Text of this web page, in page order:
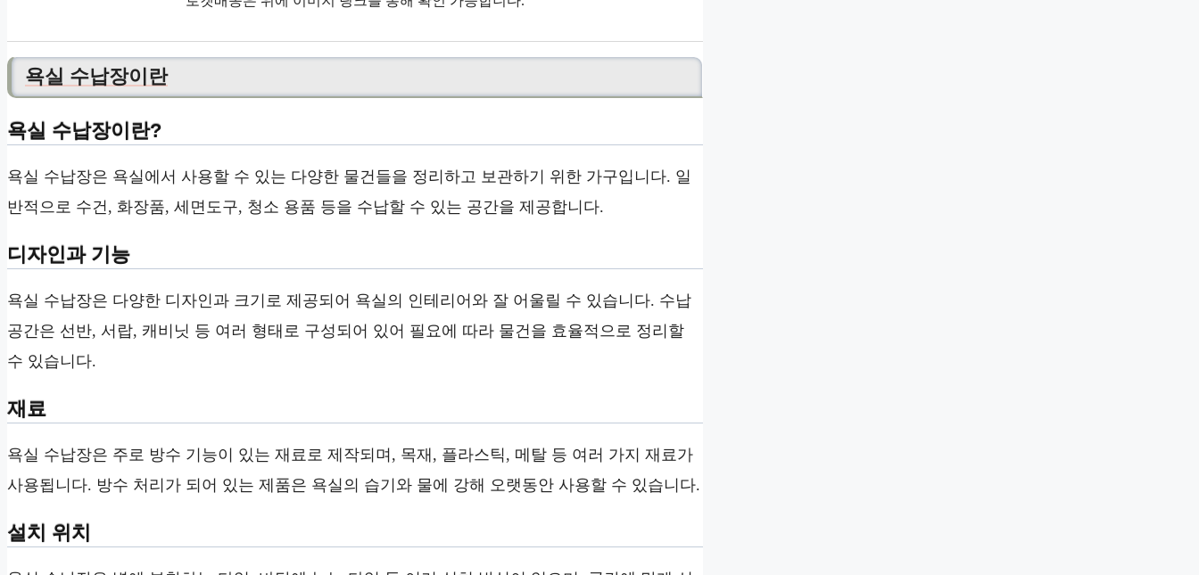
욕실 수납장이란
욕실 수납장이란?
욕실 수납장은 욕실에서 사용할 수 있는 다양한 물건들을 정리하고 보관하기 위한 가구입니다. 일
반적으로 수건, 화장품, 세면도구, 청소 용품 등을 수납할 수 있는 공간을 제공합니다.
디자인과 기능
욕실 수납장은 다양한 디자인과 크기로 제공되어 욕실의 인테리어와 잘 어울릴 수 있습니다. 수납
공간은 선반, 서랍, 캐비닛 등 여러 형태로 구성되어 있어 필요에 따라 물건을 효율적으로 정리할
수 있습니다.
재료
욕실 수납장은 주로 방수 기능이 있는 재료로 제작되며, 목재, 플라스틱, 메탈 등 여러 가지 재료가
사용됩니다. 방수 처리가 되어 있는 제품은 욕실의 습기와 물에 강해 오랫동안 사용할 수 있습니다.
설치 위치